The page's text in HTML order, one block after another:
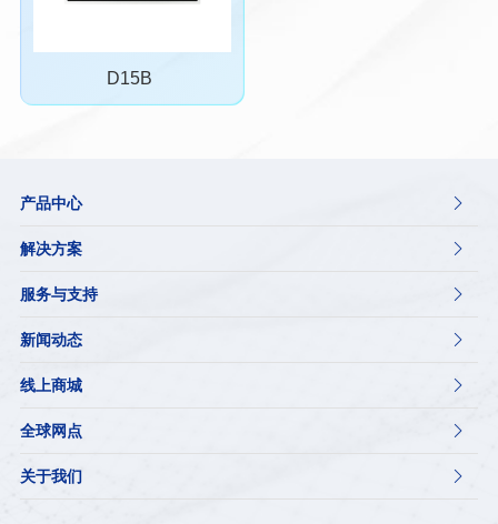
D15B
产品中心 
解决方案 
服务与支持 
新闻动态 
线上商城 
全球网点 
关于我们 